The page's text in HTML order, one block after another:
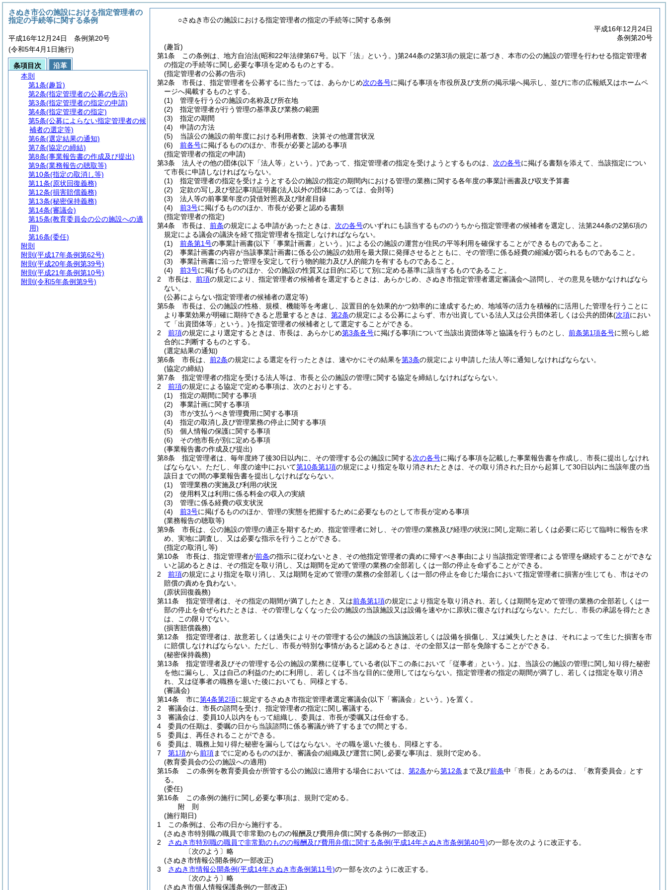
○さぬき市公の施設における指定管理者の指定の手続等に関する条例
平成16年12月24日
条例第20号
(趣旨)
第1条
この条例は、地方自治法(昭和22年法律第67号。以下「法」という。)第244条の2第3項の規定に基づき、本市の公の施設の管理を行わせる指定管理者
の指定の手続等に関し必要な事項を定めるものとする。
(指定管理者の公募の告示)
第2条
市長は、指定管理者を公募するに当たっては、あらかじめ次の各号に掲げる事項を市役所及び支所の掲示場へ掲示し、並びに市の広報紙又はホームペ
ージへ掲載するものとする。
(1)
管理を行う公の施設の名称及び所在地
(2)
指定管理者が行う管理の基準及び業務の範囲
(3)
指定の期間
(4)
申請の方法
(5)
当該公の施設の前年度における利用者数、決算その他運営状況
(6)
前各号に掲げるもののほか、市長が必要と認める事項
(指定管理者の指定の申請)
第3条
法人その他の団体(以下「法人等」という。)であって、指定管理者の指定を受けようとするものは、 次の各号に掲げる書類を添えて、当該指定につい
て市長に申請しなければならない。
(1)
指定管理者の指定を受けようとする公の施設の指定の期間内における管理の業務に関する各年度の事業計画書及び収支予算書
(2)
定款の写し及び登記事項証明書(法人以外の団体にあっては、会則等)
(3)
法人等の前事業年度の貸借対照表及び財産目録
(4)
前3号に掲げるもののほか、市長が必要と認める書類
(指定管理者の指定)
第4条
市長は、 前条の規定による申請があったときは、 次の各号のいずれにも該当するもののうちから指定管理者の候補者を選定し、法第244条の2第6項の
規定による議会の議決を経て指定管理者を指定しなければならない。
(1)
前条第1号の事業計画書(以下「事業計画書」という。)による公の施設の運営が住民の平等利用を確保することができるものであること。
(2)
事業計画書の内容が当該事業計画書に係る公の施設の効用を最大限に発揮させるとともに、その管理に係る経費の縮減が図られるものであること。
(3)
事業計画書に沿った管理を安定して行う物的能力及び人的能力を有するものであること。
(4)
前3号に掲げるもののほか、公の施設の性質又は目的に応じて別に定める基準に該当するものであること。
2
市長は、 前項の規定により、指定管理者の候補者を選定するときは、あらかじめ、さぬき市指定管理者選定審議会へ諮問し、その意見を聴かなければなら
ない。
(公募によらない指定管理者の候補者の選定等)
第5条
市長は、公の施設の性格、規模、機能等を考慮し、設置目的を効果的かつ効率的に達成するため、地域等の活力を積極的に活用した管理を行うことに
より事業効果が明確に期待できると思量するときは、 第2条の規定による公募によらず、市が出資している法人又は公共団体若しくは公共的団体(次項におい
て「出資団体等」という。)を指定管理者の候補者として選定することができる。
2
前項の規定により選定するときは、市長は、あらかじめ第3条各号に掲げる事項について当該出資団体等と協議を行うものとし、 前条第1項各号に照らし総
合的に判断するものとする。
(選定結果の通知)
第6条
市長は、 前2条の規定による選定を行ったときは、速やかにその結果を第3条の規定により申請した法人等に通知しなければならない。
(協定の締結)
第7条
指定管理者の指定を受ける法人等は、市長と公の施設の管理に関する協定を締結しなければならない。
2
前項の規定による協定で定める事項は、次のとおりとする。
(1)
指定の期間に関する事項
(2)
事業計画に関する事項
(3)
市が支払うべき管理費用に関する事項
(4)
指定の取消し及び管理業務の停止に関する事項
(5)
個人情報の保護に関する事項
(6)
その他市長が別に定める事項
(事業報告書の作成及び提出)
第8条
指定管理者は、毎年度終了後30日以内に、その管理する公の施設に関する次の各号に掲げる事項を記載した事業報告書を作成し、市長に提出しなけれ
ばならない。 ただし、年度の途中において第10条第1項の規定により指定を取り消されたときは、その取り消された日から起算して30日以内に当該年度の当
該日までの間の事業報告書を提出しなければならない。
(1)
管理業務の実施及び利用の状況
(2)
使用料又は利用に係る料金の収入の実績
(3)
管理に係る経費の収支状況
(4)
前3号に掲げるもののほか、管理の実態を把握するために必要なものとして市長が定める事項
(業務報告の聴取等)
第9条
市長は、公の施設の管理の適正を期するため、指定管理者に対し、その管理の業務及び経理の状況に関し定期に若しくは必要に応じて臨時に報告を求
め、実地に調査し、又は必要な指示を行うことができる。
(指定の取消し等)
第10条
市長は、指定管理者が前条の指示に従わないとき、その他指定管理者の責めに帰すべき事由により当該指定管理者による管理を継続することができな
いと認めるときは、その指定を取り消し、又は期間を定めて管理の業務の全部若しくは一部の停止を命ずることができる。
2
前項の規定により指定を取り消し、又は期間を定めて管理の業務の全部若しくは一部の停止を命じた場合において指定管理者に損害が生じても、市はその
賠償の責めを負わない。
(原状回復義務)
第11条
指定管理者は、その指定の期間が満了したとき、又は前条第1項の規定により指定を取り消され、若しくは期間を定めて管理の業務の全部若しくは一
部の停止を命ぜられたときは、その管理しなくなった公の施設の当該施設又は設備を速やかに原状に復さなければならない。 ただし、市長の承認を得たとき
は、この限りでない。
(損害賠償義務)
第12条
指定管理者は、故意若しくは過失によりその管理する公の施設の当該施設若しくは設備を損傷し、又は滅失したときは、それによって生じた損害を市
に賠償しなければならない。 ただし、市長が特別な事情があると認めるときは、その全部又は一部を免除することができる。
(秘密保持義務)
第13条
指定管理者及びその管理する公の施設の業務に従事している者(以下この条において「従事者」という。)は、当該公の施設の管理に関し知り得た秘密
を他に漏らし、又は自己の利益のために利用し、若しくは不当な目的に使用してはならない。 指定管理者の指定の期間が満了し、若しくは指定を取り消さ
れ、又は従事者の職務を退いた後においても、同様とする。
(審議会)
第14条
市に第4条第2項に規定するさぬき市指定管理者選定審議会(以下「審議会」という。)を置く。
2
審議会は、市長の諮問を受け、指定管理者の指定に関し審議する。
3
審議会は、委員10人以内をもって組織し、委員は、市長が委嘱又は任命する。
4
委員の任期は、委嘱の日から当該諮問に係る審議が終了するまでの間とする。
5
委員は、再任されることができる。
6
委員は、職務上知り得た秘密を漏らしてはならない。 その職を退いた後も、同様とする。
7
第1項から前項までに定めるもののほか、審議会の組織及び運営に関し必要な事項は、規則で定める。
(教育委員会の公の施設への適用)
第15条
この条例を教育委員会が所管する公の施設に適用する場合においては、 第2条から第12条 まで及び前条中「市長」とあるのは、「教育委員会」とす
る。
(委任)
第16条
この条例の施行に関し必要な事項は、規則で定める。
附 則
(施行期日)
1
この条例は、公布の日から施行する。
(さぬき市特別職の職員で非常勤のものの報酬及び費用弁償に関する条例の一部改正)
2
さぬき市特別職の職員で非常勤のものの報酬及び費用弁償に関する条例(平成14年さぬき市条例第40号)の一部を次のように改正する。
〔次のよう〕略
(さぬき市情報公開条例の一部改正)
3
さぬき市情報公開条例(平成14年さぬき市条例第11号)の一部を次のように改正する。
〔次のよう〕略
(さぬき市個人情報保護条例の一部改正)
さぬき市公の施設における指定管理者の
指定の手続等に関する条例
平成16年12月24日 条例第20号
(令和5年4月1日施行)
条項目次
沿革
本則
第1条(趣旨)
第2条(指定管理者の公募の告示)
第3条(指定管理者の指定の申請)
第4条(指定管理者の指定)
第5条(公募によらない指定管理者の候
補者の選定等)
第6条(選定結果の通知)
第7条(協定の締結)
第8条(事業報告書の作成及び提出)
第9条(業務報告の聴取等)
第10条(指定の取消し等)
第11条(原状回復義務)
第12条(損害賠償義務)
第13条(秘密保持義務)
第14条(審議会)
第15条(教育委員会の公の施設への適
用)
第16条(委任)
附則
附則 (平成17年条例第62号)
附則 (平成20年条例第39号)
附則 (平成21年条例第10号)
附則 (令和5年条例第9号)